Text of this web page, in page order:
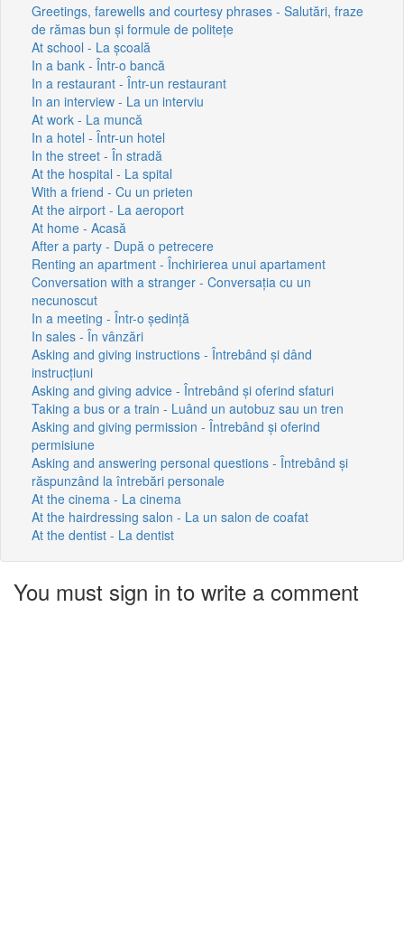
Greetings, farewells and courtesy phrases - Salutări, fraze
de rămas bun și formule de politețe
At school - La școală
In a bank - Într-o bancă
In a restaurant - Într-un restaurant
In an interview - La un interviu
At work - La muncă
In a hotel - Într-un hotel
In the street - În stradă
At the hospital - La spital
With a friend - Cu un prieten
At the airport - La aeroport
At home - Acasă
After a party - După o petrecere
Renting an apartment - Închirierea unui apartament
Conversation with a stranger - Conversația cu un
necunoscut
In a meeting - Într-o ședință
In sales - În vânzări
Asking and giving instructions - Întrebând și dând
instrucțiuni
Asking and giving advice - Întrebând și oferind sfaturi
Taking a bus or a train - Luând un autobuz sau un tren
Asking and giving permission - Întrebând și oferind
permisiune
Asking and answering personal questions - Întrebând și
răspunzând la întrebări personale
At the cinema - La cinema
At the hairdressing salon - La un salon de coafat
At the dentist - La dentist
You must sign in to write a comment